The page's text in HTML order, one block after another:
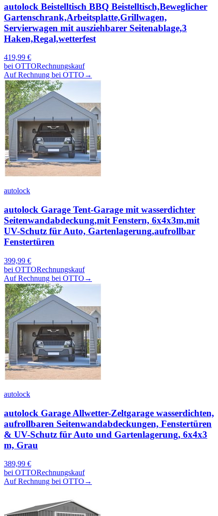
autolock Beistelltisch BBQ Beistelltisch,Beweglicher
Gartenschrank,Arbeitsplatte,Grillwagen,
Servierwagen mit ausziehbarer Seitenablage,3
Haken,Regal,wetterfest
419,99 €
bei OTTORechnungskauf
Auf Rechnung bei OTTO →
autolock
autolock Garage Tent-Garage mit wasserdichter
Seitenwandabdeckung,mit Fenstern, 6x4x3m,mit
UV-Schutz für Auto, Gartenlagerung,aufrollbar
Fenstertüren
399,99 €
bei OTTORechnungskauf
Auf Rechnung bei OTTO →
autolock
autolock Garage Allwetter-Zeltgarage wasserdichten,
aufrollbaren Seitenwandabdeckungen, Fenstertüren
& UV-Schutz für Auto und Gartenlagerung, 6x4x3
m, Grau
389,99 €
bei OTTORechnungskauf
Auf Rechnung bei OTTO →